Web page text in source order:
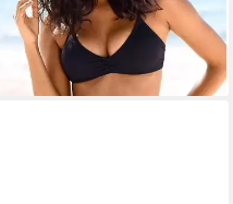
ab 34,99 €
lieferbar - in 1-2 Werktagen bei dir